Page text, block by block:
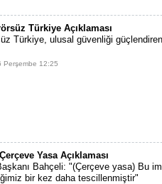
Türkiye Açıklaması
Türkiye, ulusal güvenliği
Perşembe 12:25
Yasa Açıklaması
Bahçeli: "(Çerçeve yasa) Bu
bir kez daha tescillenmiştir"